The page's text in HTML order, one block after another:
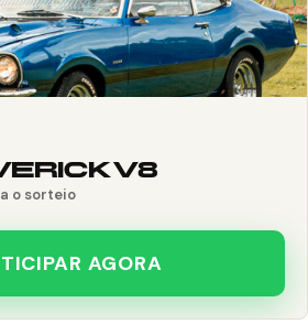
V8
o sorteio
AGORA